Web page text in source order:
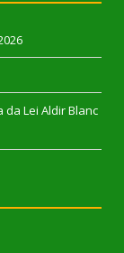
Lei Aldir Blanc